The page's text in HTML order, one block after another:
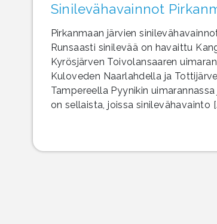
Sinilevähavainnot
Pirkanmaan järvien
Runsaasti sinilevää on havaittu
Kyrösjärven Toivolansaaren
Kuloveden Naarlahdella ja
Tampereella Pyynikin
on sellaista, joissa sinilevähavainto